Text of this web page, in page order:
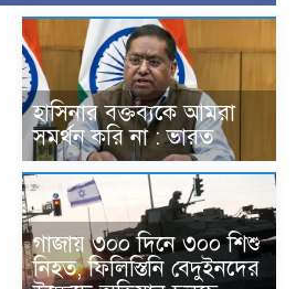
হাসিনার বক্তব্যকে আমরা
সমর্থন করি না : ভারত
গাজায় ৩০০ দিনে ৩০০ শিশু
নিহত, ফিলিস্তিনি বেদুইনদের